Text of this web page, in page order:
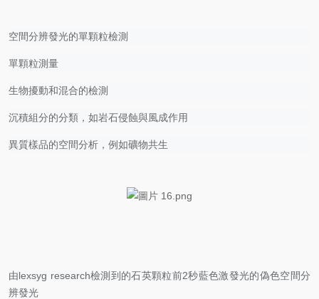
空間分辨發光的單顆粒檢測
單顆粒測量
生物擾動和混合的檢測
沉積組分的分類 ，如岩石侵蝕與風成作用
異質樣品的空間分析，例如礦物共生
由lexsyg research檢測到的石英顆粒前2秒藍色激發光的偽色空間分
辨發光